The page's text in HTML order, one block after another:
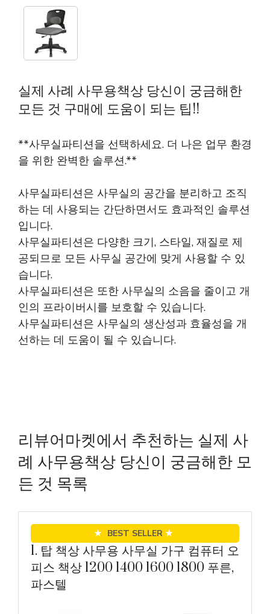
실제 사례 사무용책상 당신이 궁금해한
모든 것 구매에 도움이 되는 팁!!
**사무실파티션을 선택하세요. 더 나은 업무 환경
을 위한 완벽한 솔루션.**
사무실파티션은 사무실의 공간을 분리하고 조직
하는 데 사용되는 간단하면서도 효과적인 솔루션
입니다.
사무실파티션은 다양한 크기, 스타일, 재질로 제
공되므로 모든 사무실 공간에 맞게 사용할 수 있
습니다.
사무실파티션은 또한 사무실의 소음을 줄이고 개
인의 프라이버시를 보호할 수 있습니다.
사무실파티션은 사무실의 생산성과 효율성을 개
선하는 데 도움이 될 수 있습니다.
리뷰어마켓에서 추천하는 실제 사
례 사무용책상 당신이 궁금해한 모
든 것 목록
★ BEST SELLER ★
1. 탑 책상 사무용 사무실 가구 컴퓨터 오
피스 책상 1200 1400 1600 1800 푸른,
파스텔